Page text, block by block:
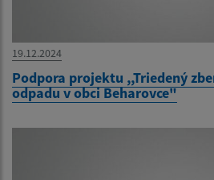
19.12.2024
Podpora projektu ,,Triedený
odpadu v obci Beharovce"